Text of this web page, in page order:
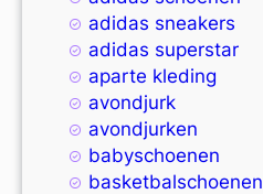
adidas sneakers
adidas superstar
aparte kleding
avondjurk
avondjurken
babyschoenen
basketbalschoenen